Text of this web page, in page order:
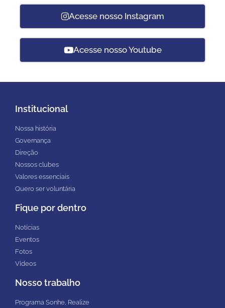
Acesse nosso Instagram
Acesse nosso Youtube
Institucional
Nossa história
Governança
Direção
Nossos clubes
Valores essenciais
Quero ser voluntária
Fique por dentro
Notícias
Eventos
Fotos
Vídeos
Nosso trabalho
Programa Sonhe, Realize